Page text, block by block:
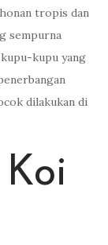
tropis dan
sempurna
kupu yang
dilakukan di